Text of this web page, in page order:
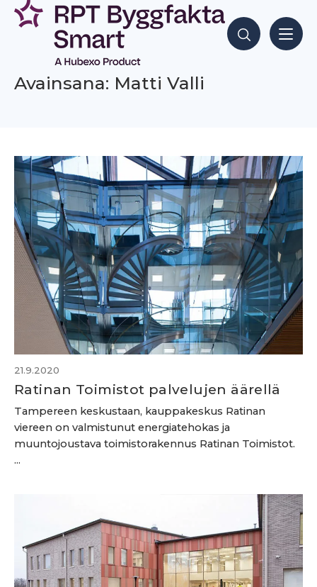
Siirry
sisältöön
Hae sisältöjä
Avainsana: Matti Valli
21.9.2020
Ratinan Toimistot palvelujen äärellä
Tampereen keskustaan, kauppakeskus Ratinan
viereen on valmistunut energiatehokas ja
muuntojoustava toimistorakennus Ratinan Toimistot.
...